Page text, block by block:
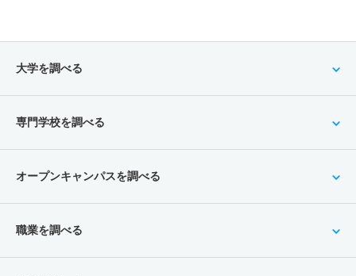
大学を調べる
専門学校を調べる
オープンキャンパスを調べる
職業を調べる